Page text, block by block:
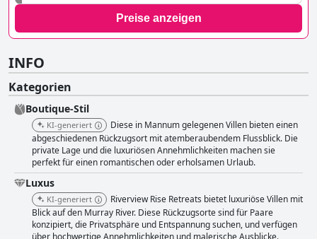
Preise anzeigen
INFO
Kategorien
Boutique-Stil
KI-generiert
Diese in Mannum gelegenen Villen bieten einen
abgeschiedenen Rückzugsort mit atemberaubendem Flussblick. Die
private Lage und die luxuriösen Annehmlichkeiten machen sie
perfekt für einen romantischen oder erholsamen Urlaub.
Luxus
KI-generiert
Riverview Rise Retreats bietet luxuriöse Villen mit
Blick auf den Murray River. Diese Rückzugsorte sind für Paare
konzipiert, die Privatsphäre und Entspannung suchen, und verfügen
über hochwertige Annehmlichkeiten und malerische Ausblicke.